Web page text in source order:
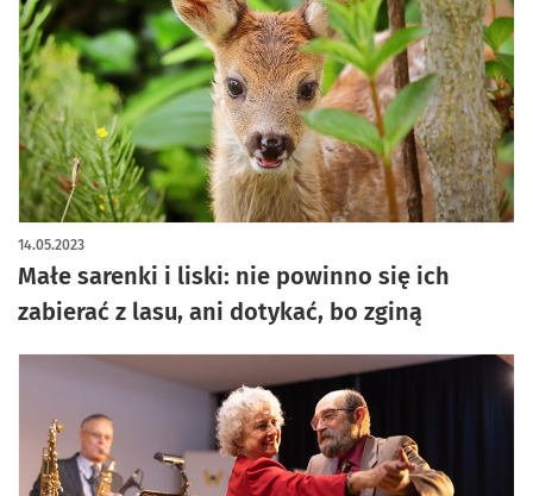
Małe sarenki i liski: nie powinno się ich
zabierać z lasu, ani dotykać, bo zginą
14.05.2023